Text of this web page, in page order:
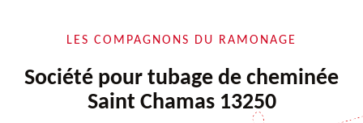
LES COMPAGNONS DU RAMONAGE
Société pour tubage de cheminée
Saint Chamas 13250